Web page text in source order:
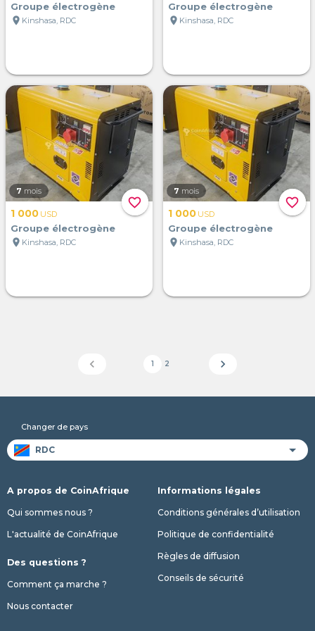
Groupe électrogène
location_on Kinshasa, RDC
Groupe électrogène
location_on Kinshasa, RDC
favorite_border
7 mois
1 000 USD
Groupe électrogène
location_on Kinshasa, RDC
favorite_border
7 mois
1 000 USD
Groupe électrogène
location_on Kinshasa, RDC
chevron_left 1 2 chevron_right
Changer de pays
A propos de CoinAfrique
Qui sommes nous ?
L'actualité de CoinAfrique
Des questions ?
Comment ça marche ?
Nous contacter
Informations légales
Conditions générales d’utilisation
Politique de confidentialité
Règles de diffusion
Conseils de sécurité